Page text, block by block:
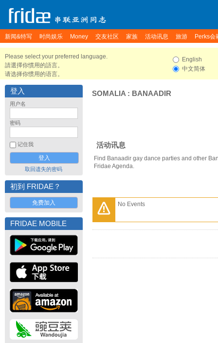
新闻&特写 时尚娱乐 Money 交友社区 家族 活动讯息 旅游 Perks会
Please select your preferred language.
請選擇你慣用的語言。
请选择你惯用的语言。
English
中文简体
登入
用户名
密码
记住我
取回遗失的密码
初到 FRIDAE？
免费加入
FRIDAE MOBILE
SOMALIA : BANAADIR
活动讯息
Find Banaadir gay dance parties and other
Fridae Agenda.
No Events